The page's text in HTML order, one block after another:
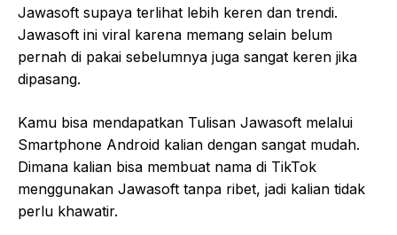
Jawasoft supaya terlihat lebih keren dan trendi.
Jawasoft ini viral karena memang selain belum
pernah di pakai sebelumnya juga sangat keren jika
dipasang.
Kamu bisa mendapatkan Tulisan Jawasoft melalui
Smartphone Android kalian dengan sangat mudah.
Dimana kalian bisa membuat nama di TikTok
menggunakan Jawasoft tanpa ribet, jadi kalian tidak
perlu khawatir.